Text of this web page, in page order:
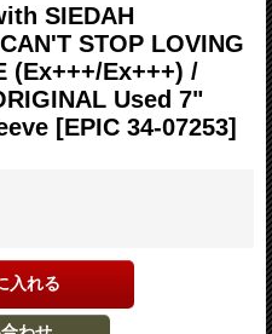
SIEDAH
STOP LOVING
(Ex+++/Ex+++) /
Used 7"
[EPIC 34-07253]